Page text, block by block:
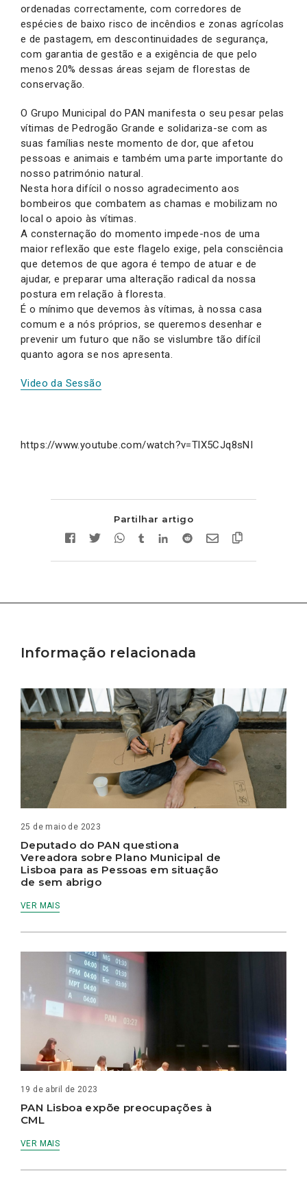
ordenadas correctamente, com corredores de
espécies de baixo risco de incêndios e zonas agrícolas
e de pastagem, em descontinuidades de segurança,
com garantia de gestão e a exigência de que pelo
menos 20% dessas áreas sejam de florestas de
conservação.
O Grupo Municipal do PAN manifesta o seu pesar pelas
vítimas de Pedrogão Grande e solidariza-se com as
suas famílias neste momento de dor, que afetou
pessoas e animais e também uma parte importante do
nosso património natural.
Nesta hora difícil o nosso agradecimento aos
bombeiros que combatem as chamas e mobilizam no
local o apoio às vítimas.
A consternação do momento impede-nos de uma
maior reflexão que este flagelo exige, pela consciência
que detemos de que agora é tempo de atuar e de
ajudar, e preparar uma alteração radical da nossa
postura em relação à floresta.
É o mínimo que devemos às vítimas, à nossa casa
comum e a nós próprios, se queremos desenhar e
prevenir um futuro que não se vislumbre tão difícil
quanto agora se nos apresenta.
Video da Sessão
https://www.youtube.com/watch?v=TlX5CJq8sNI
Partilhar artigo
Informação relacionada
25 de maio de 2023
Deputado do PAN questiona
Vereadora sobre Plano Municipal de
Lisboa para as Pessoas em situação
de sem abrigo
VER MAIS
19 de abril de 2023
PAN Lisboa expõe preocupações à
CML
VER MAIS